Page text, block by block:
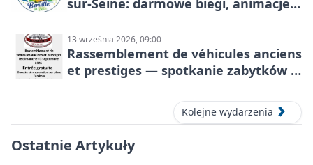
sur-Seine: darmowe biegi, animacje i
13 września 2026, 09:00
Rassemblement de véhicules anciens
et prestiges — spotkanie zabytków i
Kolejne wydarzenia
Ostatnie Artykuły